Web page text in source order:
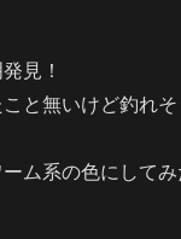
見！
と無いけど釣れ
ム系の色にして